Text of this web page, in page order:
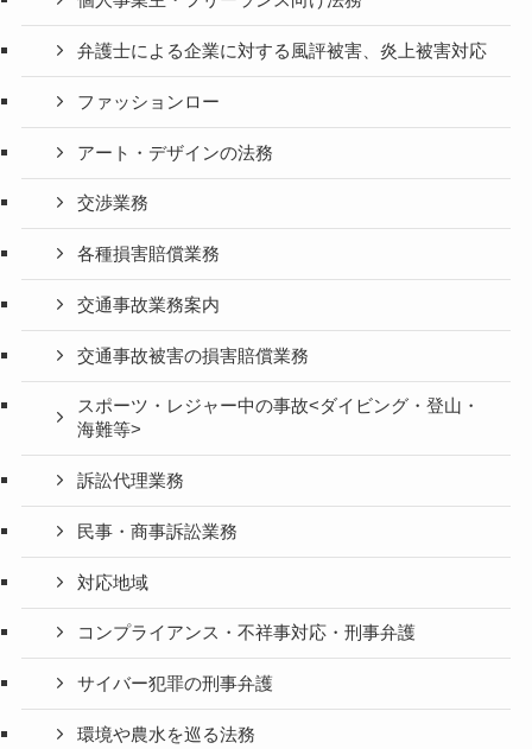
弁護士による企業に対する風評被害、炎上被害対応
ファッションロー
アート・デザインの法務
交渉業務
各種損害賠償業務
交通事故業務案内
交通事故被害の損害賠償業務
スポーツ・レジャー中の事故<ダイビング・登山・
海難等>
訴訟代理業務
民事・商事訴訟業務
対応地域
コンプライアンス・不祥事対応・刑事弁護
サイバー犯罪の刑事弁護
環境や農水を巡る法務